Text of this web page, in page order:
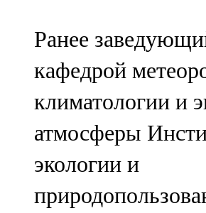
105,5 FM
Ранее
кафедрой
климатологии и
атмосферы
экологии и